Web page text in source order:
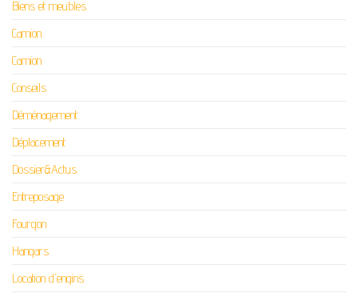
Biens et meubles
Camion
Camion
Conseils
Déménagement
Déplacement
Dossier&Actus
Entreposage
Fourgon
Hangars
Location d'engins